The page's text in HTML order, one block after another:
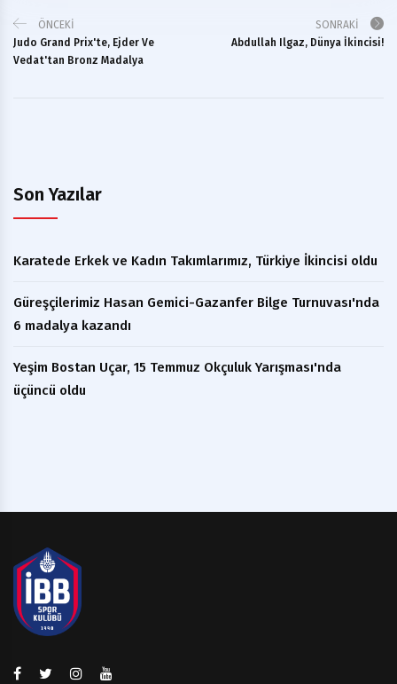
ÖNCEKI
Judo Grand Prix'te, Ejder Ve
Vedat'tan Bronz Madalya
SONRAKI
Abdullah Ilgaz, Dünya İkincisi!
Son Yazılar
Karatede Erkek ve Kadın Takımlarımız, Türkiye İkincisi oldu
Güreşçilerimiz Hasan Gemici-Gazanfer Bilge Turnuvası'nda
6 madalya kazandı
Yeşim Bostan Uçar, 15 Temmuz Okçuluk Yarışması'nda
üçüncü oldu